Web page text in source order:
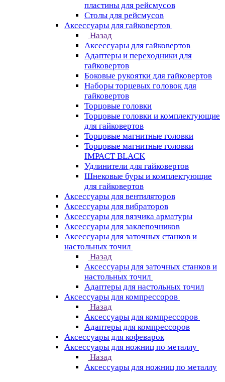
пластины для рейсмусов
Столы для рейсмусов
Аксессуары для гайковертов
Назад
Аксессуары для гайковертов
Адаптеры и переходники для
гайковертов
Боковые рукоятки для гайковертов
Наборы торцевых головок для
гайковертов
Торцовые головки
Торцовые головки и комплектующие
для гайковертов
Торцовые магнитные головки
Торцовые магнитные головки
IMPACT BLACK
Удлинители для гайковертов
Шнековые буры и комплектующие
для гайковертов
Аксессуары для вентиляторов
Аксессуары для вибраторов
Аксессуары для вязчика арматуры
Аксессуары для заклепочников
Аксессуары для заточных станков и
настольных точил
Назад
Аксессуары для заточных станков и
настольных точил
Адаптеры для настольных точил
Аксессуары для компрессоров
Назад
Аксессуары для компрессоров
Адаптеры для компрессоров
Аксессуары для кофеварок
Аксессуары для ножниц по металлу
Назад
Аксессуары для ножниц по металлу